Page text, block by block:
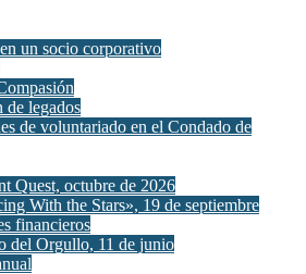
un socio corporativo
de legados
de voluntariado en el Condado de
Quest, octubre de 2026
With the Stars», 19 de septiembre
financieros
del Orgullo, 11 de junio